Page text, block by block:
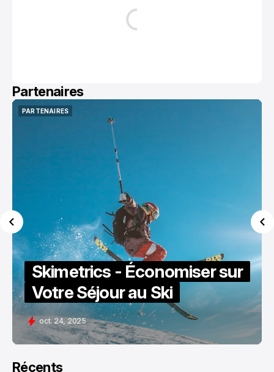
Partenaires
PARTENAIRES
Skimetrics - Économiser sur
Votre Séjour au Ski
oct. 24, 2025
Récents